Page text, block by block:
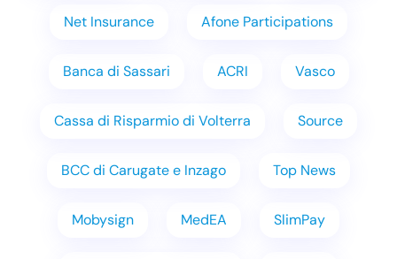
Net Insurance Afone Participations
Banca di Sassari ACRI Vasco
Cassa di Risparmio di Volterra Source
BCC di Carugate e Inzago Top News
Mobysign MedEA SlimPay